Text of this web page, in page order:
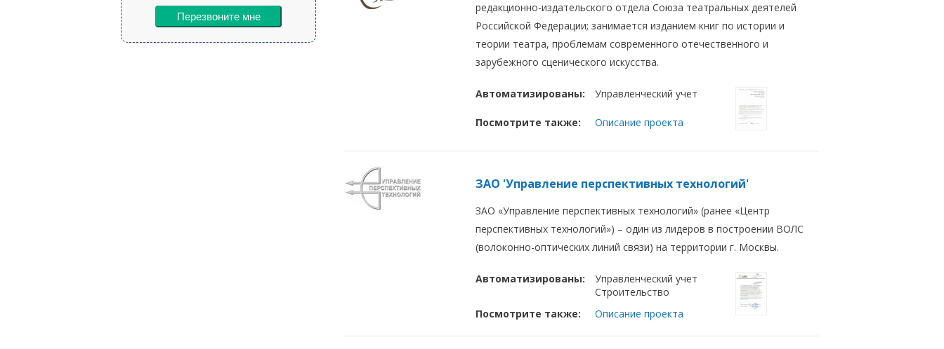
Перезвоните мне
редакционно-издательского отдела Союза театральных деятелей
Российской Федерации; занимается изданием книг по истории и
теории театра, проблемам современного отечественного и
зарубежного сценического искусства.
Автоматизированы: Управленческий учет
Посмотрите также: Описание проекта
ЗАО 'Управление перспективных технологий'
ЗАО «Управление перспективных технологий» (ранее «Центр
перспективных технологий») – один из лидеров в построении ВОЛС
(волоконно-оптических линий связи) на территории г. Москвы.
Автоматизированы:
Управленческий учет
Строительство
Посмотрите также:
Описание проекта